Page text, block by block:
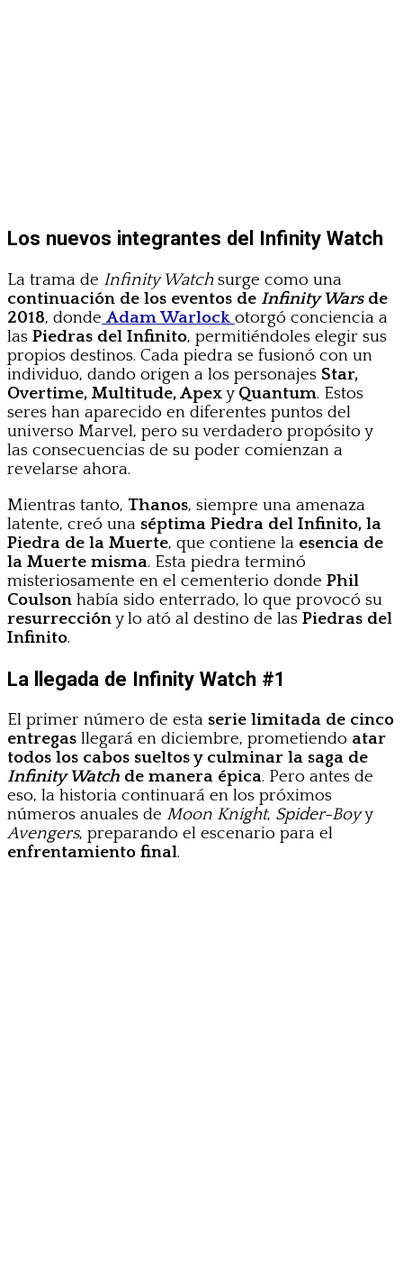
Los nuevos integrantes del Infinity Watch
La trama de Infinity Watchsurge como una
continuación de los eventos de Infinity Warsde
2018, donde Adam Warlock otorgó conciencia a
las Piedras del Infinito, permitiéndoles elegir sus
propios destinos. Cada piedra se fusionó con un
individuo, dando origen a los personajes Star,
Overtime, Multitude, Apexy Quantum. Estos
seres han aparecido en diferentes puntos del
universo Marvel, pero su verdadero propósito y
las consecuencias de su poder comienzan a
revelarse ahora.
Mientras tanto, Thanos, siempre una amenaza
latente, creó una séptima Piedra del Infinito, la
Piedra de la Muerte, que contiene la esencia de
la Muerte misma. Esta piedra terminó
misteriosamente en el cementerio donde Phil
Coulson había sido enterrado, lo que provocó su
resurreccióny lo ató al destino de las Piedras del
Infinito.
La llegada de Infinity Watch #1
El primer número de esta serie limitada de cinco
entregas llegará en diciembre, prometiendo atar
todos los cabos sueltos y culminar la saga de
Infinity Watch de manera épica. Pero antes de
eso, la historia continuará en los próximos
números anuales de Moon Knight, Spider-Boyy
Avengers, preparando el escenario para el
enfrentamiento final.